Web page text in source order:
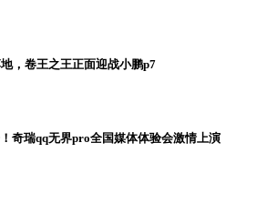
，卷王之王正面迎战小鹏p7
奇瑞qq无界pro全国媒体体验会激情上演